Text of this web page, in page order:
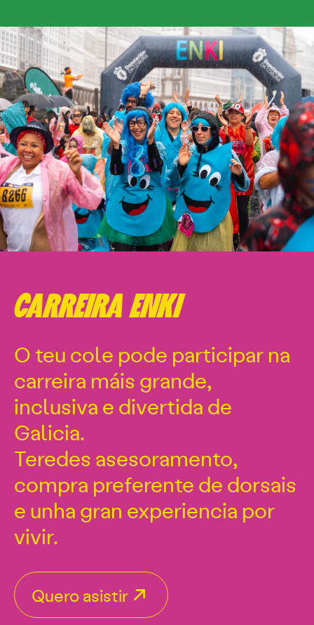
CARREIRA ENKI
O teu cole pode participar na
carreira máis grande,
inclusiva e divertida de
Galicia.
Teredes asesoramento,
compra preferente de dorsais
e unha gran experiencia por
vivir.
Quero asistir